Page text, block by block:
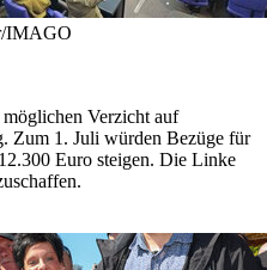
IMAGO
Verzicht auf
Zum 1. Juli würden Bezüge für
Euro steigen. Die Linke